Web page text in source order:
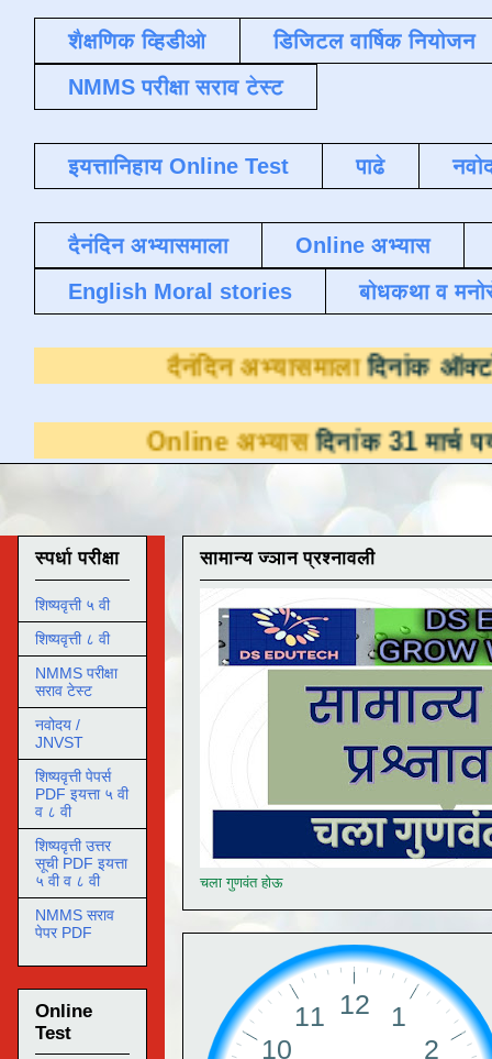
शैक्षणिक व्हिडीओ
डिजिटल वार्षिक नियोजन
NMMS परीक्षा सराव टेस्ट
इयत्तानिहाय Online Test पाढे
दैनंदिन अभ्यासमाला
Online अभ्यास
English Moral stories
बोधकथा व
दैनंदिन
अभ्यासदिनांक 31 मार्च पर्यंत
सामान्य ज्ञान प्रश्नावली
चला गुणवंत होऊ
स्पर्धा परीक्षा
शिष्यवृत्ती ५ वी
शिष्यवृत्ती ८ वी
NMMS परीक्षा
सराव टेस्ट
नवोदय /
JNVST
शिष्यवृत्ती पेपर्स
PDF इयत्ता ५ वी
व ८ वी
शिष्यवृत्ती उत्तर
सूची PDF इयत्ता
५ वी व ८ वी
NMMS सराव
पेपर PDF
Online
Test